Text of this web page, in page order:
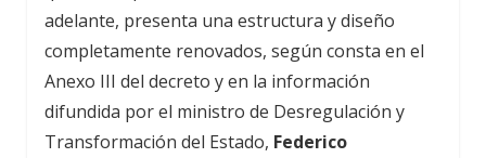
adelante, presenta una estructura y diseño
completamente renovados, según consta en el
Anexo III del decreto y en la información
difundida por el ministro de Desregulación y
Transformación del Estado, Federico